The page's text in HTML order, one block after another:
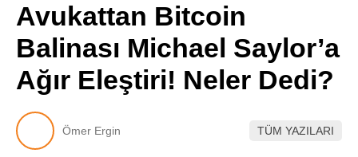
TikTok
Pinterest
Avukattan Bitcoin
Balinası Michael Saylor’a
Ağır Eleştiri! Neler Dedi?
Ömer Ergin TÜM YAZILARI